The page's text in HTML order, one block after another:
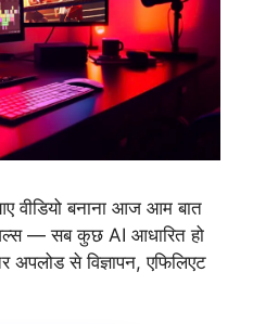
वीडियो बनाना आज आम बात
— सब कुछ AI आधारित हो
से विज्ञापन, एफिलिएट